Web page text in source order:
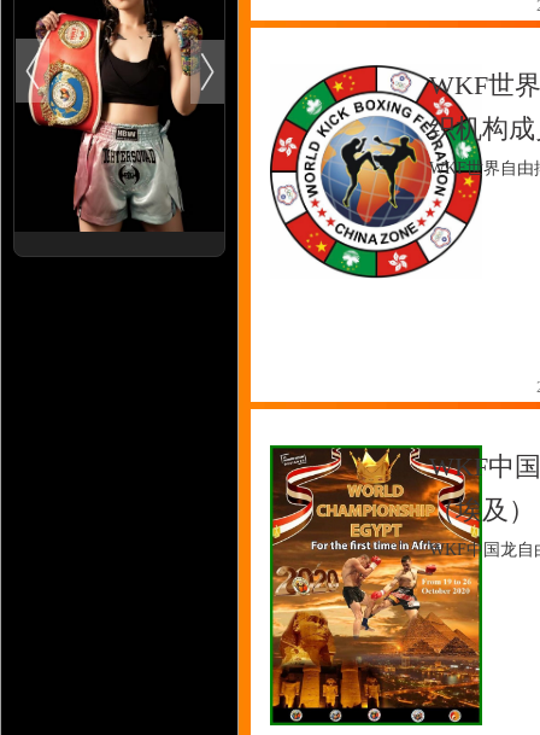
WKF世
织机构
WKF世界自由
WKF中
（埃及）
WKF中国龙自